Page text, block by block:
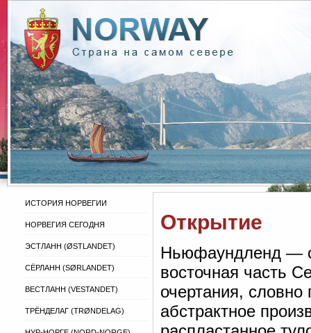
ИСТОРИЯ НОРВЕГИИ
НОРВЕГИЯ СЕГОДНЯ
ЭСТЛАНН (ØSTLANDET)
СЁРЛАНН (SØRLANDET)
ВЕСТЛАНН (VESTANDET)
ТРЁНДЕЛАГ (TRØNDELAG)
Открытие
Ньюфаундленд —
восточная часть
очертания, словно
абстрактное